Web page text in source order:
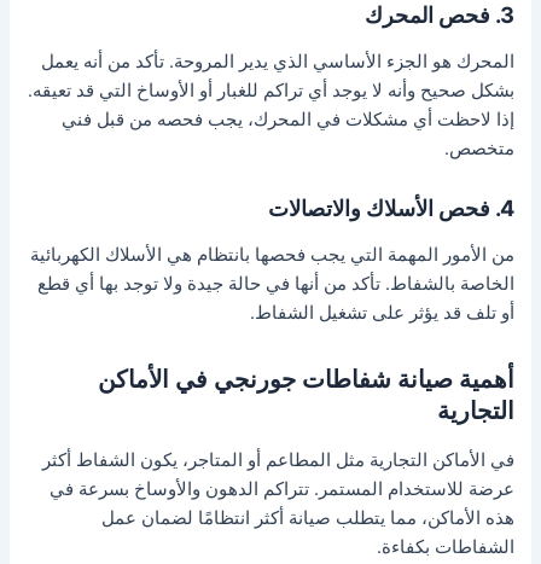
3. فحص المحرك
المحرك هو الجزء الأساسي الذي يدير المروحة. تأكد من أنه يعمل
بشكل صحيح وأنه لا يوجد أي تراكم للغبار أو الأوساخ التي قد تعيقه.
إذا لاحظت أي مشكلات في المحرك، يجب فحصه من قبل فني
متخصص.
4. فحص الأسلاك والاتصالات
من الأمور المهمة التي يجب فحصها بانتظام هي الأسلاك الكهربائية
الخاصة بالشفاط. تأكد من أنها في حالة جيدة ولا توجد بها أي قطع
أو تلف قد يؤثر على تشغيل الشفاط.
أهمية صيانة شفاطات جورنجي في الأماكن
التجارية
في الأماكن التجارية مثل المطاعم أو المتاجر، يكون الشفاط أكثر
عرضة للاستخدام المستمر. تتراكم الدهون والأوساخ بسرعة في
هذه الأماكن، مما يتطلب صيانة أكثر انتظامًا لضمان عمل
الشفاطات بكفاءة.